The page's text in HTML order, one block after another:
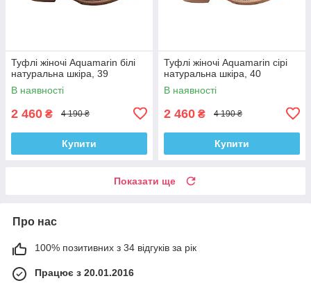
Туфлі жіночі Aquamarin білі
натуральна шкіра, 39
В наявності
2 460 ₴ 4 190 ₴
Купити
Туфлі жіночі Aquamarin сірі
натуральна шкіра, 40
В наявності
2 460 ₴ 4 190 ₴
Купити
Показати ще
Про нас
100% позитивних з 34 відгуків за рік
Працює з 20.01.2016